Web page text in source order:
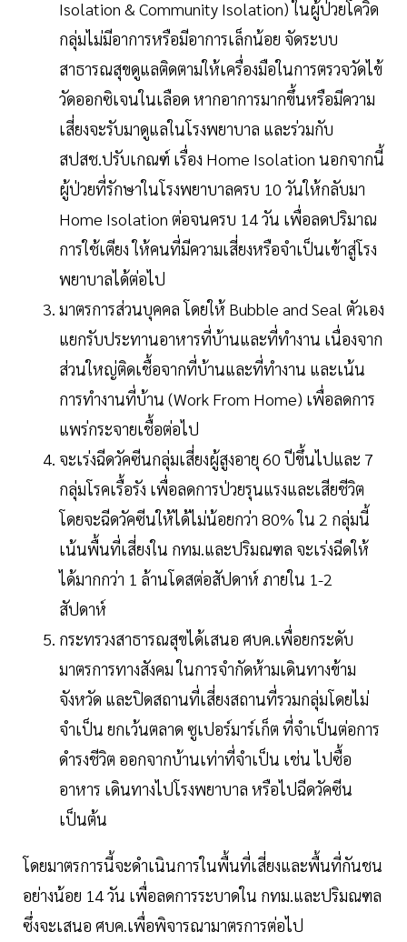
Isolation & Community Isolation) ในผู้ป่วยโควิด
กลุ่มไม่มีอาการหรือมีอาการเล็กน้อย จัดระบบ
สาธารณสุขดูแลติดตามให้เครื่องมือในการตรวจวัดไข้
วัดออกซิเจนในเลือด หากอาการมากขึ้นหรือมีความ
เสี่ยงจะรับมาดูแลในโรงพยาบาล และร่วมกับ
สปสช.ปรับเกณฑ์ เรื่อง Home Isolation นอกจากนี้
ผู้ป่วยที่รักษาในโรงพยาบาลครบ 10 วันให้กลับมา
Home Isolation ต่อจนครบ 14 วัน เพื่อลดปริมาณ
การใช้เตียง ให้คนที่มีความเสี่ยงหรือจำเป็นเข้าสู่โรง
พยาบาลได้ต่อไป
มาตรการส่วนบุคคล โดยให้ Bubble and Seal ตัวเอง
แยกรับประทานอาหารที่บ้านและที่ทำงาน เนื่องจาก
ส่วนใหญ่ติดเชื้อจากที่บ้านและที่ทำงาน และเน้น
การทำงานที่บ้าน (Work From Home) เพื่อลดการ
แพร่กระจายเชื้อต่อไป
จะเร่งฉีดวัคซีนกลุ่มเสี่ยงผู้สูงอายุ 60 ปีขึ้นไปและ 7
กลุ่มโรคเรื้อรัง เพื่อลดการป่วยรุนแรงและเสียชีวิต
โดยจะฉีดวัคซีนให้ได้ไม่น้อยกว่า 80% ใน 2 กลุ่มนี้
เน้นพื้นที่เสี่ยงใน กทม.และปริมณฑล จะเร่งฉีดให้
ได้มากกว่า 1 ล้านโดสต่อสัปดาห์ ภายใน 1-2
สัปดาห์
กระทรวงสาธารณสุขได้เสนอ ศบค.เพื่อยกระดับ
มาตรการทางสังคม ในการจำกัดห้ามเดินทางข้าม
จังหวัด และปิดสถานที่เสี่ยงสถานที่รวมกลุ่มโดยไม่
จำเป็น ยกเว้นตลาด ซูเปอร์มาร์เก็ต ที่จำเป็นต่อการ
ดำรงชีวิต ออกจากบ้านเท่าที่จำเป็น เช่น ไปซื้อ
อาหาร เดินทางไปโรงพยาบาล หรือไปฉีดวัคซีน
เป็นต้น
โดยมาตรการนี้จะดำเนินการในพื้นที่เสี่ยงและพื้นที่กันชน
อย่างน้อย 14 วัน เพื่อลดการระบาดใน กทม.และปริมณฑล
ซึ่งจะเสนอ ศบค.เพื่อพิจารณามาตรการต่อไป